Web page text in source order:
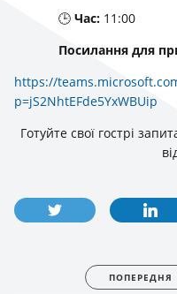
🕒 Час: 11:00
Посилання для
https://
p=jS2NhtEFde5YxWBUip
Готуйте свої гострі
ПОПЕРЕДНЯ